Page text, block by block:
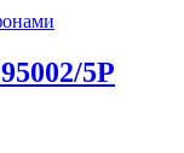
5P